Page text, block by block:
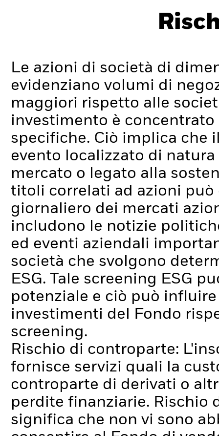
Le azioni di società di
evidenziano volumi di
maggiori rispetto alle
investimento è
specifiche. Ciò implica che
evento localizzato di
mercato o legato alla
titoli correlati ad azioni
giornaliero dei mercati
includono le notizie
ed eventi aziendali
società che svolgono
ESG. Tale screening ESG
potenziale e ciò può
investimenti del Fondo
screening.
Rischio di controparte:
fornisce servizi quali la
controparte di derivati o
perdite finanziarie. Rischio
significa che non vi sono